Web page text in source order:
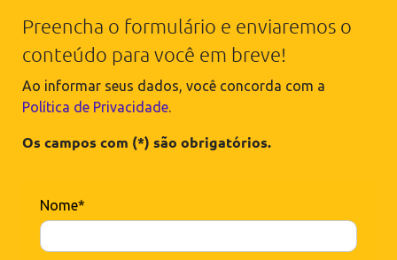
Preencha o formulário e enviaremos o
conteúdo para você em breve!
Ao informar seus dados, você concorda com a
Política de Privacidade.
Os campos com (*) são obrigatórios.
Nome*